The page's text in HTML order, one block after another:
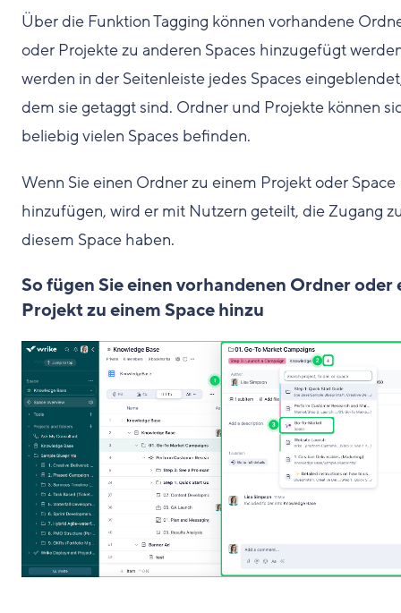
Über die Funktion Tagging können vorhandene
oder Projekte zu anderen Spaces hinzugefügt
werden in der Seitenleiste jedes Spaces
dem sie getaggt sind. Ordner und Projekte können
beliebig vielen Spaces befinden.
Wenn Sie einen Ordner zu einem Projekt oder Space
hinzufügen, wird er mit Nutzern geteilt, die Zugang
diesem Space haben.
So fügen Sie einen vorhandenen Ordner oder
Projekt zu einem Space hinzu